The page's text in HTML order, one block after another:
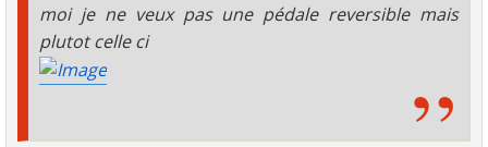
moi je ne veux pas une pédale reversible mais
plutot celle ci